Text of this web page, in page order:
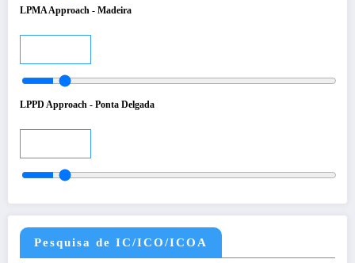
LPMA Approach - Madeira
LPPD Approach - Ponta Delgada
Pesquisa de IC/ICO/ICOA